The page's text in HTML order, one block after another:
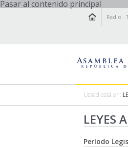
Pasar al contenido principal
Radio ·
Usted está en:
LEYES
Período